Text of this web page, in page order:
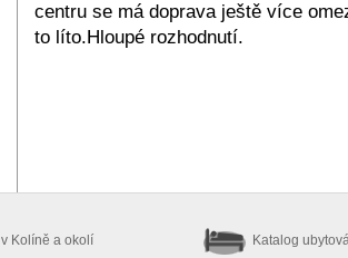
centru se má doprava ještě více
to líto.Hloupé rozhodnutí.
v Kolíně a okolí Katalog